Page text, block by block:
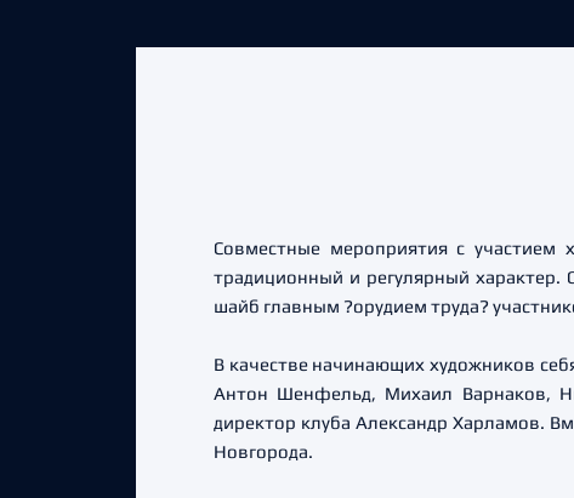
Совместные мероприятия с участием
традиционный и регулярный
шайб главным ?орудием труда?
В качестве начинающих художников
Антон Шенфельд, Михаил Варнаков,
директор клуба Александр Харламов.
Новгорода.